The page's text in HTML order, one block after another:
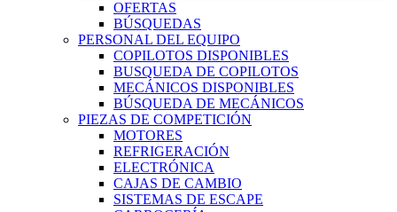
OFERTAS
BÚSQUEDAS
PERSONAL DEL EQUIPO
COPILOTOS DISPONIBLES
BUSQUEDA DE COPILOTOS
MECÁNICOS DISPONIBLES
BÚSQUEDA DE MECÁNICOS
PIEZAS DE COMPETICIÓN
MOTORES
REFRIGERACIÓN
ELECTRÓNICA
CAJAS DE CAMBIO
SISTEMAS DE ESCAPE